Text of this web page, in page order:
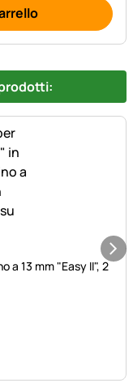
13 mm "Easy II", 2